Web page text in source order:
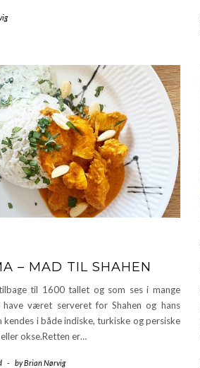
– MAD TIL SHAHEN
til 1600 tallet og som ses i mange
været serveret for Shahen og hans
i både indiske, turkiske og persiske
okse.Retten er…
- byBrian Nørvig